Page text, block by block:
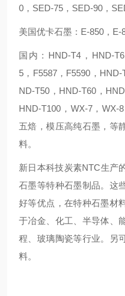
0，SED-75，SED-90，
美国优卡石墨：E-850，E-
国内：HND-T4，HND-
5，F5587，F5590，
ND-T50，HND-T60，
HND-T100，WX-7，
五焙，模压高纯石墨，等
料。
新日本科技炭素NTC生产
石墨等特种石墨制品。这
好等优点，在特种石墨材
于冶金、化工、半导体、
程、玻璃陶瓷等行业。另
料。